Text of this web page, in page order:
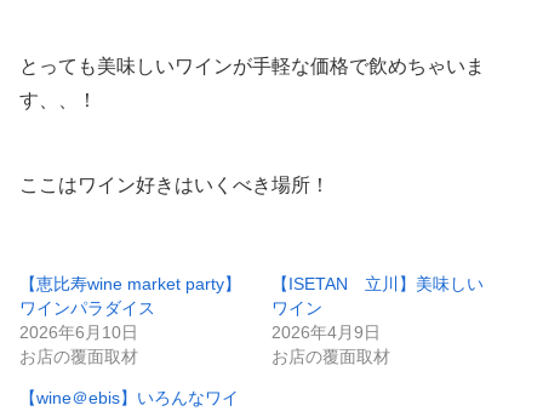
とっても美味しいワインが手軽な価格で飲めちゃいま
す、、！
ここはワイン好きはいくべき場所！
【恵比寿wine market party】
ワインパラダイス
2026年6月10日
お店の覆面取材
【ISETAN 立川】美味しい
ワイン
2026年4月9日
お店の覆面取材
【wine＠ebis】いろんなワイ